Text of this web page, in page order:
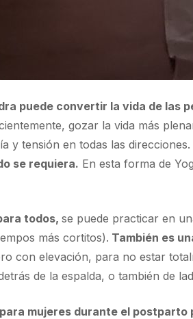
puede convertir la vida de las
gozar la vida más
y tensión en todas las direcciones.
se requiera. En esta forma de
todos, se puede practicar en
más cortitos). También es
con elevación, para no estar
de la espalda, o también de
para mujeres durante el postparto